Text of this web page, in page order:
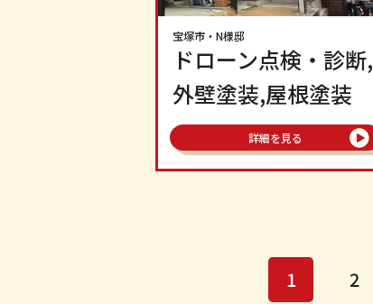
宝塚市 ・N様邸
ドローン点検・診断,
外壁塗装,屋根塗装
詳細を見る
1 2